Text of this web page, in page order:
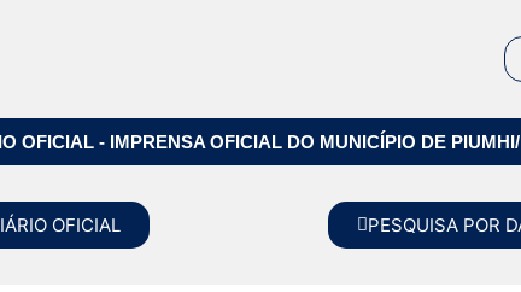
OFICIAL - IMPRENSA OFICIAL DO MUNICÍPIO DE
OFICIAL PESQUISA POR